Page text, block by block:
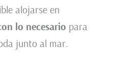
alojarse en
lo necesario para
junto al mar.